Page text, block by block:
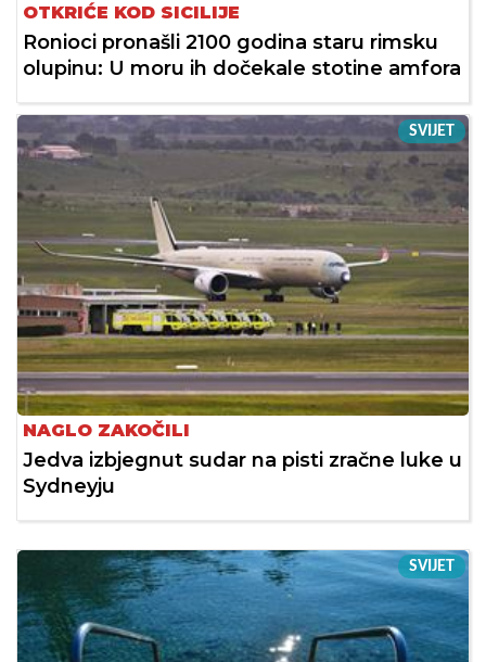
OTKRIĆE KOD SICILIJE
Ronioci pronašli 2100 godina staru rimsku
olupinu: U moru ih dočekale stotine amfora
SVIJET
NAGLO ZAKOČILI
Jedva izbjegnut sudar na pisti zračne luke u
Sydneyju
SVIJET